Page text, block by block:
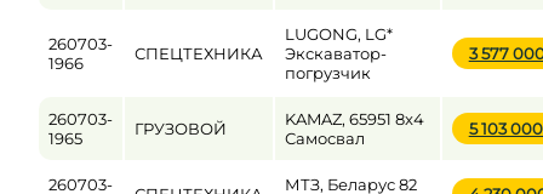
260703-
1966
СПЕЦТЕХНИКА
LUGONG, LG*
Экскаватор-
погрузчик
3 577
260703-
1965
ГРУЗОВОЙ
KAMAZ, 65951 8x4
Самосвал
5 103
260703-
МТЗ, Беларус 82